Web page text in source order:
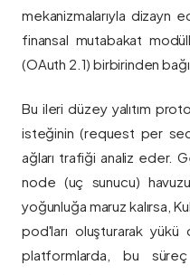
mekanizmalarıyla dizayn
finansal mutabakat
(OAuth 2.1) birbirinden
Bu ileri düzey yalıtım
isteğinin (request per
ağları trafiği analiz eder.
node (uç sunucu)
yoğunluğa maruz kalırsa,
pod'ları oluşturarak
platformlarda, bu süreç